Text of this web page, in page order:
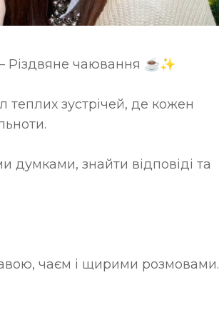
Різдвяне чаювання ☕️✨
зустрічей, де кожен
думками, знайти відповіді та
чаєм і щирими розмовами.